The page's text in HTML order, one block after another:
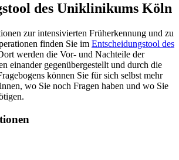
des Uniklinikums Köln
zur intensivierten Früherkennung und zu
finden Sie im Entscheidungstool des
werden die Vor- und Nachteile der
einander gegenübergestellt und durch die
können Sie für sich selbst mehr
wo Sie noch Fragen haben und wo Sie